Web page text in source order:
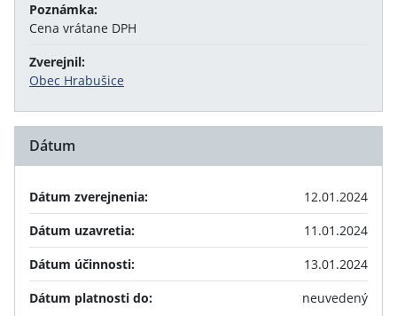
Poznámka:
Cena vrátane DPH
Zverejnil:
Obec Hrabušice
Dátum
Dátum zverejnenia:
12.01.2024
Dátum uzavretia:
11.01.2024
Dátum účinnosti:
13.01.2024
Dátum platnosti do:
neuvedený